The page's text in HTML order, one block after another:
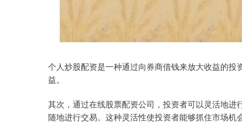
个人炒股配资是一种通过向券商借钱来放大收益的
益。
其次，通过在线股票配资公司，投资者可以灵活地
随地进行交易。这种灵活性使投资者能够抓住市场机